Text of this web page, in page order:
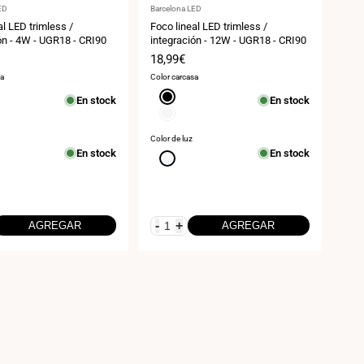
LED trimless /
- 4W - UGR18 - CRI90
En stock
En stock
AGREGAR
Proveedor:
Barcelona LED
Foco lineal LED trimless /
integración - 12W - UGR18 - CRI90
Precio
de
venta
18,99€
Color carcasa
Negro
En stock
Color de luz
Blanco
En stock
- + AGREGAR